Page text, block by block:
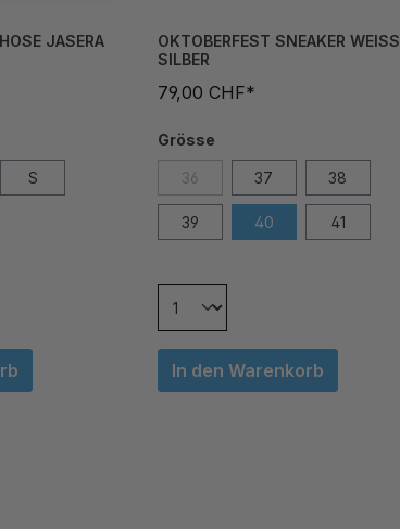
JASERA
S
OKTOBERFEST SNEAKER WEISS
SILBER
79,00 CHF*
Grösse
36 37 38
39 40 41
In den Warenkorb